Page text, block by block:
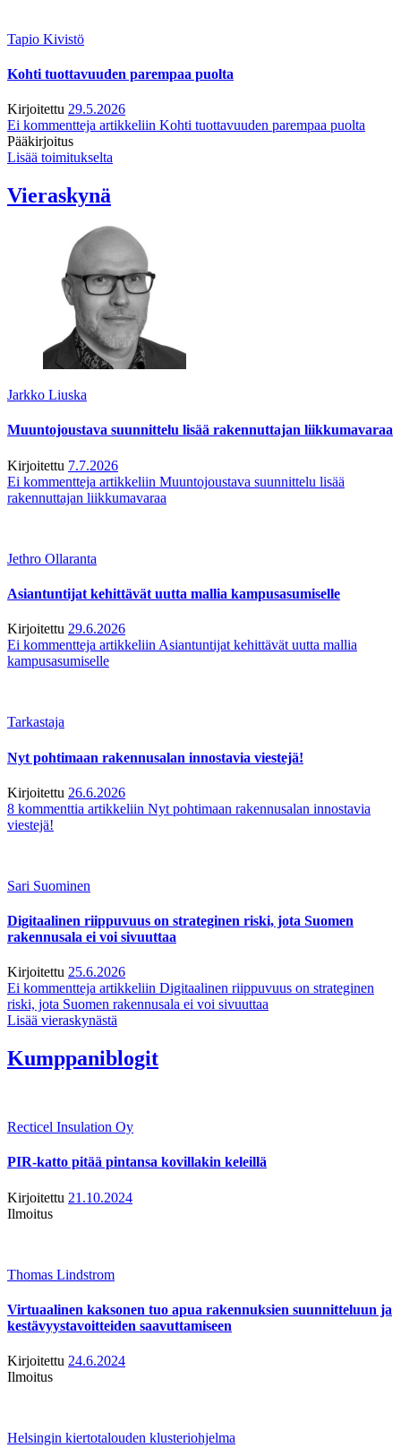
Tapio Kivistö
Kohti tuottavuuden parempaa puolta
Kirjoitettu 29.5.2026
Ei kommentteja artikkeliin Kohti tuottavuuden parempaa puolta
Pääkirjoitus
Lisää toimitukselta
Vieraskynä
Jarkko Liuska
Muuntojoustava suunnittelu lisää rakennuttajan liikkumavaraa
Kirjoitettu 7.7.2026
Ei kommentteja artikkeliin Muuntojoustava suunnittelu lisää
rakennuttajan liikkumavaraa
Jethro Ollaranta
Asiantuntijat kehittävät uutta mallia kampusasumiselle
Kirjoitettu 29.6.2026
Ei kommentteja artikkeliin Asiantuntijat kehittävät uutta mallia
kampusasumiselle
Tarkastaja
Nyt pohtimaan rakennusalan innostavia viestejä!
Kirjoitettu 26.6.2026
8 kommenttia artikkeliin Nyt pohtimaan rakennusalan innostavia
viestejä!
Sari Suominen
Digitaalinen riippuvuus on strateginen riski, jota Suomen
rakennusala ei voi sivuuttaa
Kirjoitettu 25.6.2026
Ei kommentteja artikkeliin Digitaalinen riippuvuus on strateginen
riski, jota Suomen rakennusala ei voi sivuuttaa
Lisää vieraskynästä
Kumppaniblogit
Recticel Insulation Oy
PIR-katto pitää pintansa kovillakin keleillä
Kirjoitettu 21.10.2024
Ilmoitus
Thomas Lindstrom
Virtuaalinen kaksonen tuo apua rakennuksien suunnitteluun ja
kestävyystavoitteiden saavuttamiseen
Kirjoitettu 24.6.2024
Ilmoitus
Helsingin kiertotalouden klusteriohjelma